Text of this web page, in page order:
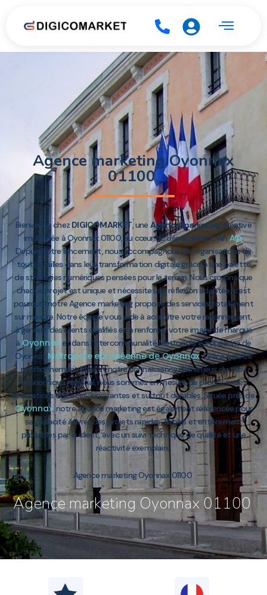
Agence marketing Oyonnax
01100
Bienvenue chez DIGICOMARKET , une Agence marketing créative
implantée à Oyonnax 01100, au cœur du département AinAin.
Depuis notre lancement, nous accompagnons les organisations de
toutes tailles dans leur transformation digitale grâce à une palette
de stratégies numériques pensées pour le terrain. Nous croyons que
chaque projet est unique et nécessite une réflexion adaptée, c’est
pourquoi notre Agence marketing propose des services totalement
sur mesure. Notre équipe vous aide à accroître votre rayonnement,
à générer des clients qualifiés et à renforcer votre image de marque
à Oyonnaxet dans l’intercommunalité Métropole européenne de
Oyonnax Métropole européenne de Oyonnax. Grâce à notre
positionnement local et notre connaissance des enjeux du tissu
économique régional, nous sommes en mesure de proposer des
prestations efficaces, innovantes et surtout durables. Située près de
Oyonnax, notre Agence marketing est également référencée pour
sa capacité à livrer des projets rapides, fiables et entièrement
pilotables par le client, avec un suivi technique de qualité et une
réactivité exemplaire.
Agence marketing Oyonnax 01100
Agence marketing Oyonnax 01100